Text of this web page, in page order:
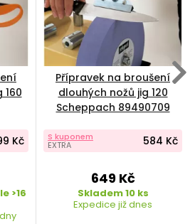
160
Kč
>16
Přípravek na broušení
dlouhých nožů jig 120
Scheppach 89490709
S kuponem
EXTRA 584 Kč
649 Kč
Skladem 10 ks
Expedice již dnes